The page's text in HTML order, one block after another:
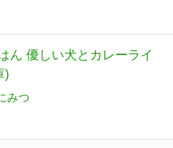
ん 優しい犬とカレーライ
)
みつ